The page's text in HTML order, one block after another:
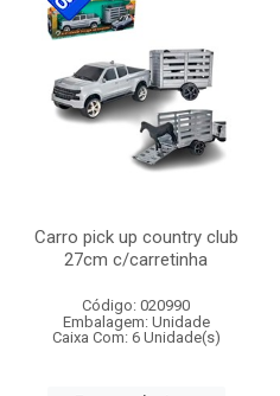
Carro pick up country club
27cm c/carretinha
Código: 020990
Embalagem: Unidade
Caixa Com: 6 Unidade(s)